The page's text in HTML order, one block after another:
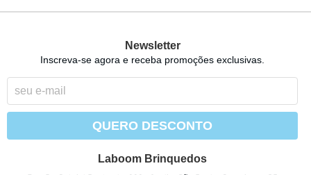
Newsletter
Inscreva-se agora e receba promoções exclusivas.
QUERO DESCONTO
Laboom Brinquedos